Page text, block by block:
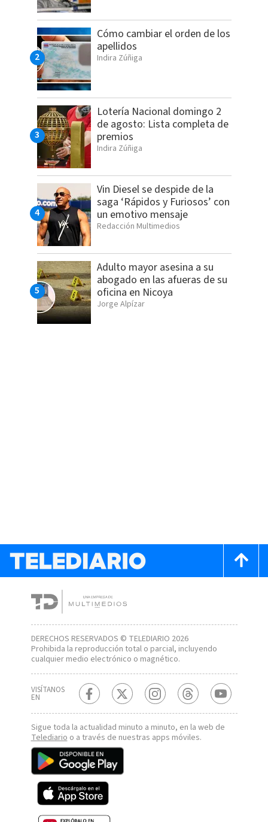
Cómo cambiar el orden de los
apellidos
Indira Zúñiga
Lotería Nacional domingo 2
de agosto: Lista completa de
premios
Indira Zúñiga
Vin Diesel se despide de la
saga ‘Rápidos y Furiosos’ con
un emotivo mensaje
Redacción Multimedios
Adulto mayor asesina a su
abogado en las afueras de su
oficina en Nicoya
Jorge Alpízar
DERECHOS RESERVADOS © TELEDIARIO 2026
Prohibida la reproducción total o parcial, incluyendo
cualquier medio electrónico o magnético.
VISÍTANOS
EN
Sigue toda la actualidad minuto a minuto, en la web de
Telediarioo a través de nuestras apps móviles.